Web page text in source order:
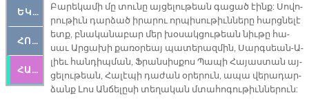
ԵԿԵՂԵՑԱԿԱՆ
ՀՈԳԵՄՏԱՒՈՐ
ՀԱՐԹԱԿ
Բա­րե­կա­մի մը տու­նը այ­ցե­լու­թեան գա­ցած էինք: Սո­վո­
րու­թիւն դար­ձած ի­րա­րու որ­պի­սու­թիւն­նե­րը հարց­նե­լէ
ետք, բնա­կա­նա­բար մեր խօ­սակ­ցու­թեան նիւ­թը հա­
սաւ Ար­ցա­խի քա­ռօ­րեայ պա­տե­րազ­մին, Սարգ­սեան-Ա­
լիեւ հան­դիպ­ման, Ֆրան­սիս­քոս Պա­պի Հա­յաս­տան այ­
ցե­լու­թեան, Հա­լէ­պի դա­ժան օ­րե­րուն, ա­պա վե­րա­դար­
ձանք Լոս Ան­ճե­լը­սի տե­ղա­կան մտա­հո­գու­թիւն­նե­րուն: